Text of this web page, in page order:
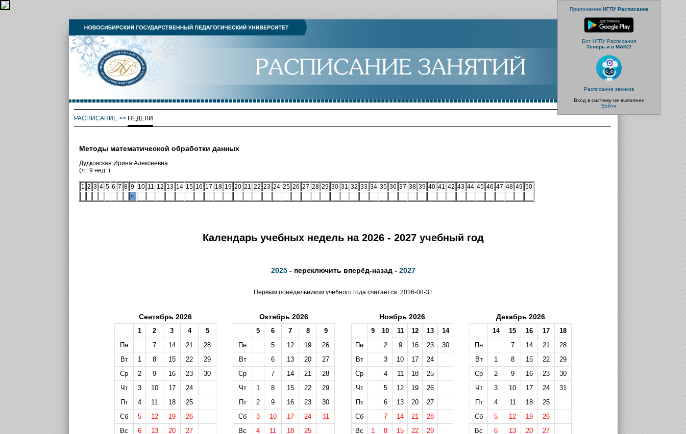
Приложение НГПУ Расписание
Бот НГПУ Расписания
Теперь и в МАКС!
Расписание звонков
Вход в систему не выполнен
Войти
РАСПИСАНИЕ>> НЕДЕЛИ
Методы математической обработки данных
Дудковская Ирина Алексеевна
(л.: 9 нед. )
1 2 3 4 5 6 7 8 9 10 11 12 13 14 15 16 17 18 19 20 21 22 23 24 25 26 27 28 29 30 31 32 33 34 35 36 37 38 39 40 41 42 43 44 45 46 47 48 49 50
л.
Календарь учебных недель на 2026 - 2027 учебный год
2025- переключить вперёд-назад - 2027
Первым понедельником учебного года считается: 2026-08-31
Сентябрь 2026
1 2 3 4
5
Пн
7 14 21
28
Вт
1 8 15 22
29
Ср
2 9 16 23
30
Чт
3 10 17
24
Пт
4 11 18
25
Сб
5 12 19
26
Вс
6 13 20 27
Октябрь 2026
5 6 7 8
9
Пн
5 12 19
26
Вт
6 13 20
27
Ср
7 14 21
28
Чт
1 8 15 22
29
Пт
2 9 16 23
30
Сб
3 10 17 24
31
Вс
4 11 18 25
Ноябрь 2026
9 10 11 12 13
14
Пн
2 9 16 23
30
Вт
3 10 17
24
Ср
4 11 18
25
Чт
5 12 19
26
Пт
6 13 20
27
Сб
7 14 21
28
Вс
1 8 15 22 29
Декабрь 2026
14 15 16 17
18
Пн
7 14 21
28
Вт
1 8 15 22
29
Ср
2 9 16 23
30
Чт
3 10 17 24
31
Пт
4 11 18
25
Сб
5 12 19
26
Вс
6 13 20 27